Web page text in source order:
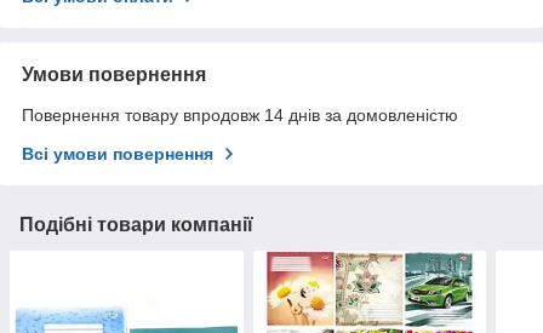
Умови повернення
Повернення товару впродовж 14 днів за домовленістю
Всі умови повернення
Подібні товари компанії